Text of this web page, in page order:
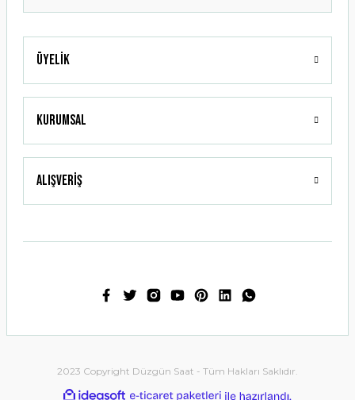
Gönder
Üyelik
Kurumsal
Alışveriş
2023 Copyright Düzgün Saat - Tüm Hakları Saklıdır.
ideasoft e-